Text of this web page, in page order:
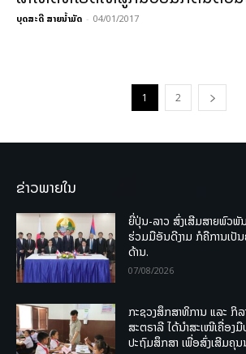
ບຸດສະດີ ສາຍນ້ຳມັດ - 04/01/2017
1 2
ຂ່າວພາຍໃນ
ຍີ່ປຸ່ນ-ລາວ ສົ່ງເສີມສາຍພົວພັ
ຮ່ວມມືອັນດີງາມ ກໍຄືການເປັ
ດ້ານ.
07/08/2026
ກະຊວງສຶກສາທິການ ແລະ ກິ
ສະຕຣາລີ ໄດ້ນຳສະເໜີເຄື່ອງ
ປະຖົມສຶກສາ ເພື່ອສົ່ງເສີມຄຸນ